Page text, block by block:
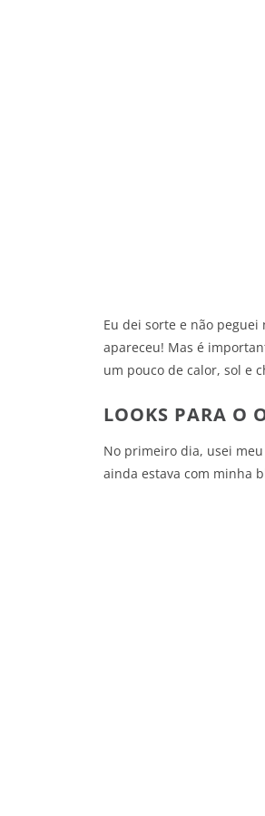
Eu dei sorte e não peguei
apareceu! Mas é
um pouco de calor, sol e
LOOKS PARA O
No primeiro dia, usei
ainda estava com minha